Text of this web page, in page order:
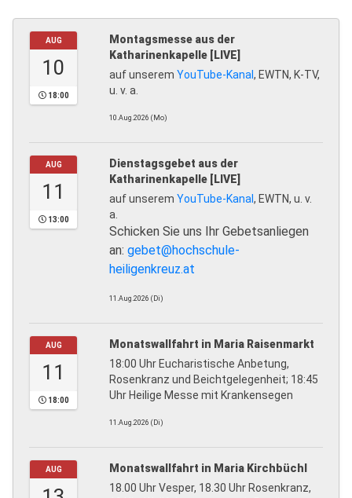
AUG
10
18:00
Montagsmesse aus der
Katharinenkapelle [LIVE]
auf unserem YouTube-Kanal, EWTN, K-TV,
u. v. a.
10.Aug.2026 (Mo)
AUG
11
13:00
Dienstagsgebet aus der
Katharinenkapelle [LIVE]
auf unserem YouTube-Kanal, EWTN, u. v.
a.
Schicken Sie uns Ihr Gebetsanliegen
an: gebet@hochschule-
heiligenkreuz.at
11.Aug.2026 (Di)
AUG
11
18:00
Monatswallfahrt in Maria Raisenmarkt
18:00 Uhr Eucharistische Anbetung,
Rosenkranz und Beichtgelegenheit; 18:45
Uhr Heilige Messe mit Krankensegen
11.Aug.2026 (Di)
AUG
Monatswallfahrt in Maria Kirchbüchl
18.00 Uhr Vesper, 18.30 Uhr Rosenkranz,